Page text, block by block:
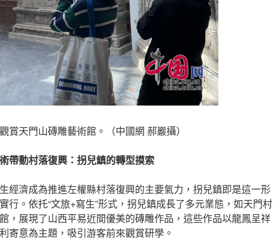
賞天門山磚雕藝術館。（中國網 郝巖攝）
帶動村落復興：拐兒鎮的轉型摸索
經濟成為推進左權縣村落復興的主要氣力，拐兒鎮即是這一形
行。依托“文旅+寫生”形式，拐兒鎮成長了多元業態，如天門村
，展現了山西平易近間優美的磚雕作品，這些作品以龍鳳呈祥
寄意為主題，吸引游客前來觀賞研學。